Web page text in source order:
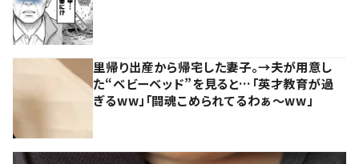
里帰り出産から帰宅した妻子。→夫が用意し
た“ベビーベッド”を見ると…「英才教育が過
ぎるww」「闘魂こめられてるわぁ～ww」